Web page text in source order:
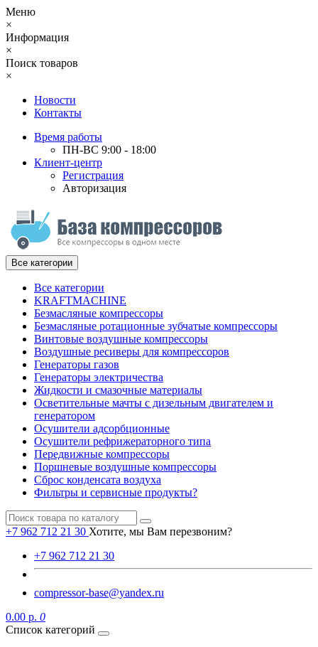
Меню
×
Информация
×
Поиск товаров
×
Новости
Контакты
Время работы
ПН-ВС 9:00 - 18:00
Клиент-центр
Регистрация
Авторизация
Все категории
Все категории
KRAFTMACHINE
Безмасляные компрессоры
Безмасляные ротационные зубчатые компрессоры
Винтовые воздушные компрессоры
Воздушные ресиверы для компрессоров
Генераторы газов
Генераторы электричества
Жидкости и смазочные материалы
Осветительные мачты с дизельным двигателем и
генератором
Осушители адсорбционные
Осушители рефрижераторного типа
Передвижные компрессоры
Поршневые воздушные компрессоры
Сброс конденсата воздуха
Фильтры и сервисные продукты?
+7 962 712 21 30 Хотите, мы Вам перезвоним?
+7 962 712 21 30
compressor-base@yandex.ru
0.00 р. 0
Список категорий